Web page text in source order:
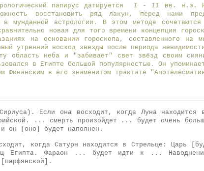
папирус датируется I - II вв. н.э.
восстановить ряд лакун, перед нами
в мунданной астрологии. В этом методе сочетаются
новая для того времени концепция
на основании гороскопа, составленного на
утренний восход звезды после периода
область неба и "забивает" свет звёзд своим
в Египте большой популярностью. Он
Фиванским в его знаменитом трактате
Если она восходит, когда Луна
... смерть произойдет ... будет очень
[оно] будет наполнен.
когда Сатурн находится в Стрельце: Царь
Египта. Фараон ... будет идти к ...